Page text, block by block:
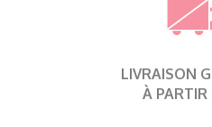
LIVRAISON
À PARTIR